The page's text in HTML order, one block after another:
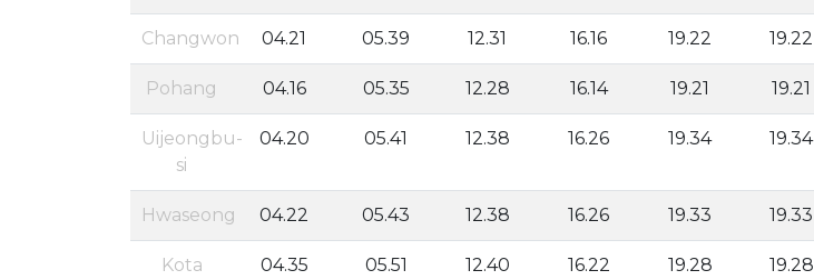
Changwon 04.21 05.39 12.31 16.16 19.22 19.22
Pohang 04.16 05.35 12.28 16.14 19.21 19.21
Uijeongbu-
si
04.20 05.41 12.38 16.26 19.34 19.34
Hwaseong 04.22 05.43 12.38 16.26 19.33 19.33
Kota
04.35 05.51 12.40 16.22 19.28 19.28